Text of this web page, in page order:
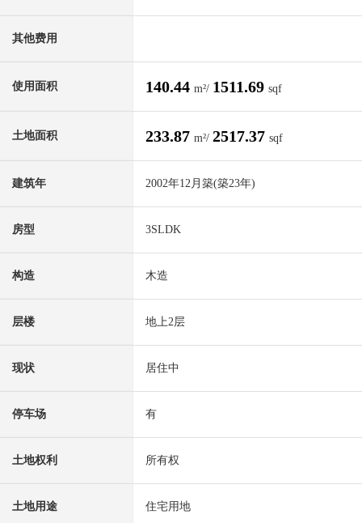
其他费用
使用面积 140.44 m²/ 1511.69 sqf
土地面积 233.87 m²/ 2517.37 sqf
建筑年 2002年12月築(築23年)
房型 3SLDK
构造 木造
层楼 地上2层
现状 居住中
停车场 有
土地权利 所有权
土地用途 住宅用地